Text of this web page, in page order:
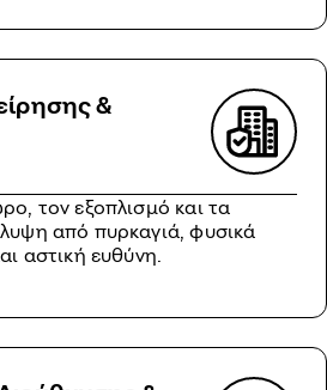
&
τον εξοπλισμό και τα
από πυρκαγιά, φυσικά
αστική ευθύνη.